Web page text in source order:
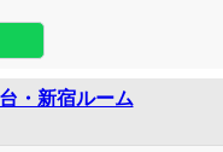
からリラックスできるよ
さを察知するおもてなしを
癒やしのひとときをご堪能
・新宿ルーム